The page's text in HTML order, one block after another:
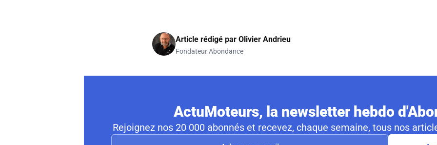
Article rédigé par Olivier Andrieu
Fondateur Abondance
ActuMoteurs, la newsletter hebdo
Rejoignez nos 20 000 abonnés et recevez, chaque semaine, tous nos